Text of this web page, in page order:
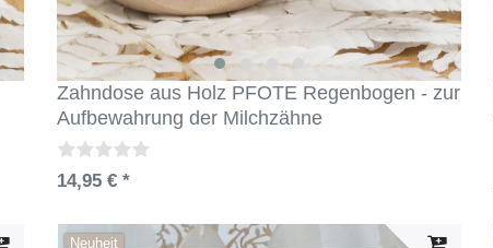
Zahndose aus Holz PFOTE Regenbogen - zur
Aufbewahrung der Milchzähne
14,95 € *
Neuheit